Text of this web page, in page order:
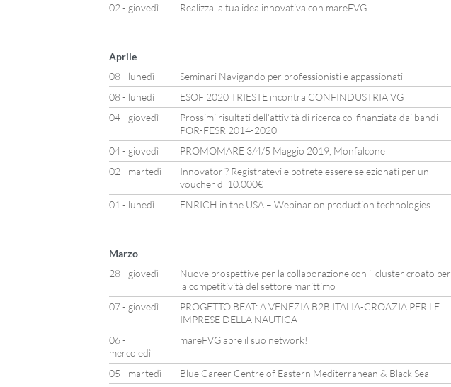
02 - giovedì Realizza la tua idea innovativa con mareFVG
Aprile
08 - lunedì
Seminari Navigando per professionisti e appassionati
08 - lunedì
ESOF 2020 TRIESTE incontra CONFINDUSTRIA VG
04 - giovedì
Prossimi risultati dell’attività di ricerca co-finanziata dai bandi
POR-FESR 2014-2020
04 - giovedì
PROMOMARE 3/4/5 Maggio 2019, Monfalcone
02 - martedì
Innovatori? Registratevi e potrete essere selezionati per un
voucher di 10.000€
01 - lunedì
ENRICH in the USA – Webinar on production technologies
Marzo
28 - giovedì
Nuove prospettive per la collaborazione con il cluster croato per
la competitività del settore marittimo
07 - giovedì
PROGETTO BEAT: A VENEZIA B2B ITALIA-CROAZIA PER LE
IMPRESE DELLA NAUTICA
06 -
mercoledì
mareFVG apre il suo network!
05 - martedì
Blue Career Centre of Eastern Mediterranean & Black Sea